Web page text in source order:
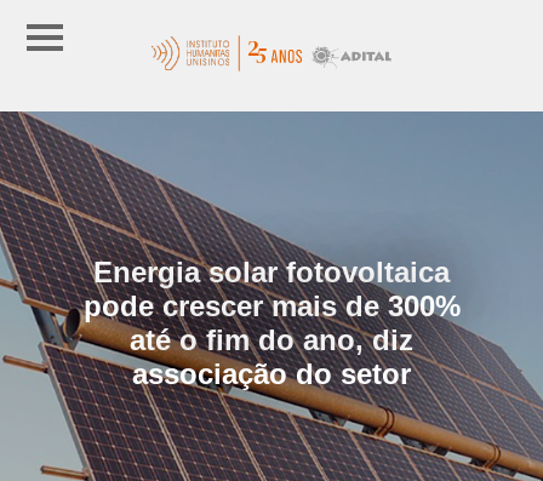
Energia solar fotovoltaica
pode crescer mais de 300%
até o fim do ano, diz
associação do setor